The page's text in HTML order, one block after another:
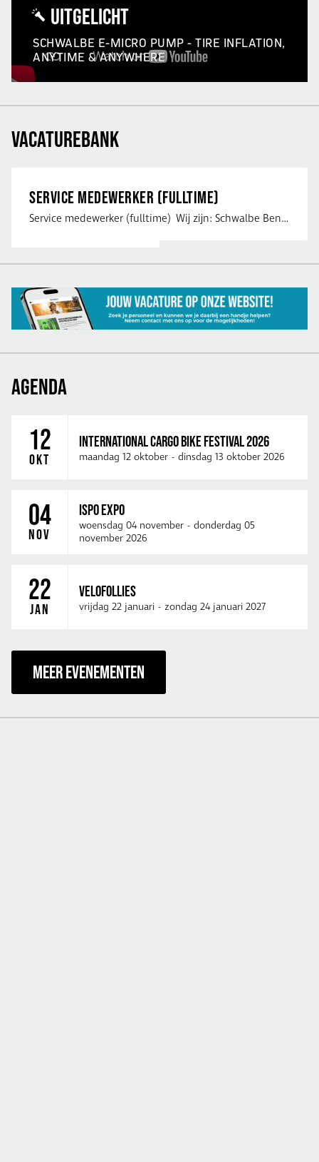
UITGELICHT
SCHWALBE E-MICRO PUMP - TIRE INFLATION,
ANYTIME & ANYWHERE
VACATUREBANK
SERVICE MEDEWERKER (FULLTIME)
Service medewerker (fulltime) Wij zijn: Schwalbe Benelux; merkeigenaar, …
AGENDA
12
OKT
INTERNATIONAL CARGO BIKE FESTIVAL 2026
maandag 12 oktober - dinsdag 13 oktober 2026
04
NOV
ISPO EXPO
woensdag 04 november - donderdag 05
november 2026
22
JAN
VELOFOLLIES
vrijdag 22 januari - zondag 24 januari 2027
MEER EVENEMENTEN